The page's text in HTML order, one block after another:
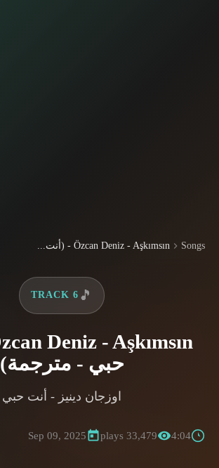
Songs Özcan Deniz - Aşkımsın - (أنت...
🎵
TRACK 6
حبي - مترجمة)
اوزجان دينيز - أنت حبي
4:04
33,479 plays
Sep 09, 2025